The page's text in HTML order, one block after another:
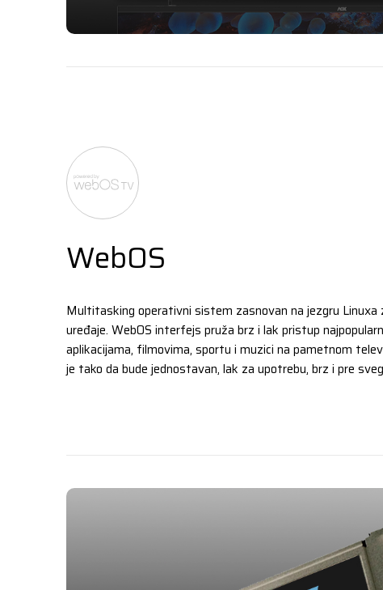
WebOS
Multitasking operativni sistem zasnovan na jezgru Linuxa
uređaje. WebOS interfejs pruža brz i lak pristup
aplikacijama, filmovima, sportu i muzici na pametnom
je tako da bude jednostavan, lak za upotrebu, brz i pre